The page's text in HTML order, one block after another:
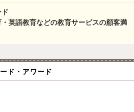
・英語教育などの教育サービスの顧客満
ド・アワード